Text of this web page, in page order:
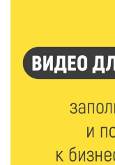
Виталий
5 Авг 2026 15:32
В Калининском
5 Авг 2026 15:25
Около 2300